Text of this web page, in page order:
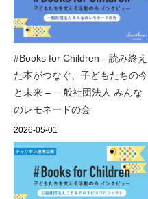
#Books for Children―読み終え
た本がつなぐ、子どもたちの今
と未来 – 一般社団法人 みんな
のレモネードの会
2026-05-01